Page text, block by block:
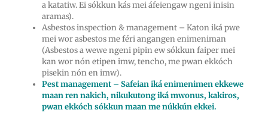
a katatiw. Ei sókkun kás mei áfeiengaw ngeni inisin
aramas).
Asbestos inspection & management – Katon iká pwe
mei wor asbestos me féri angangen enimeniman
(Asbestos a wewe ngeni pipin ew sókkun faiper mei
kan wor nón etipen imw, tencho, me pwan ekkóch
pisekin nón en imw).
Pest management – Safeian iká enimenimen ekkewe
maan ren nakich, nikukutong iká mwonus, kakiros,
pwan ekkóch sókkun maan me núkkún ekkei.